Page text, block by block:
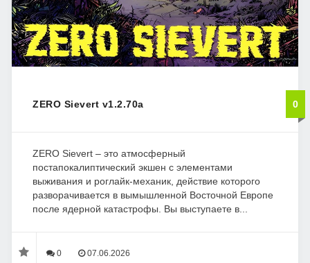
ZERO Sievert v1.2.70a 0
ZERO Sievert – это атмосферный
постапокалиптический экшен с элементами
выживания и роглайк-механик, действие которого
разворачивается в вымышленной Восточной Европе
после ядерной катастрофы. Вы выступаете в...
0 07.06.2026